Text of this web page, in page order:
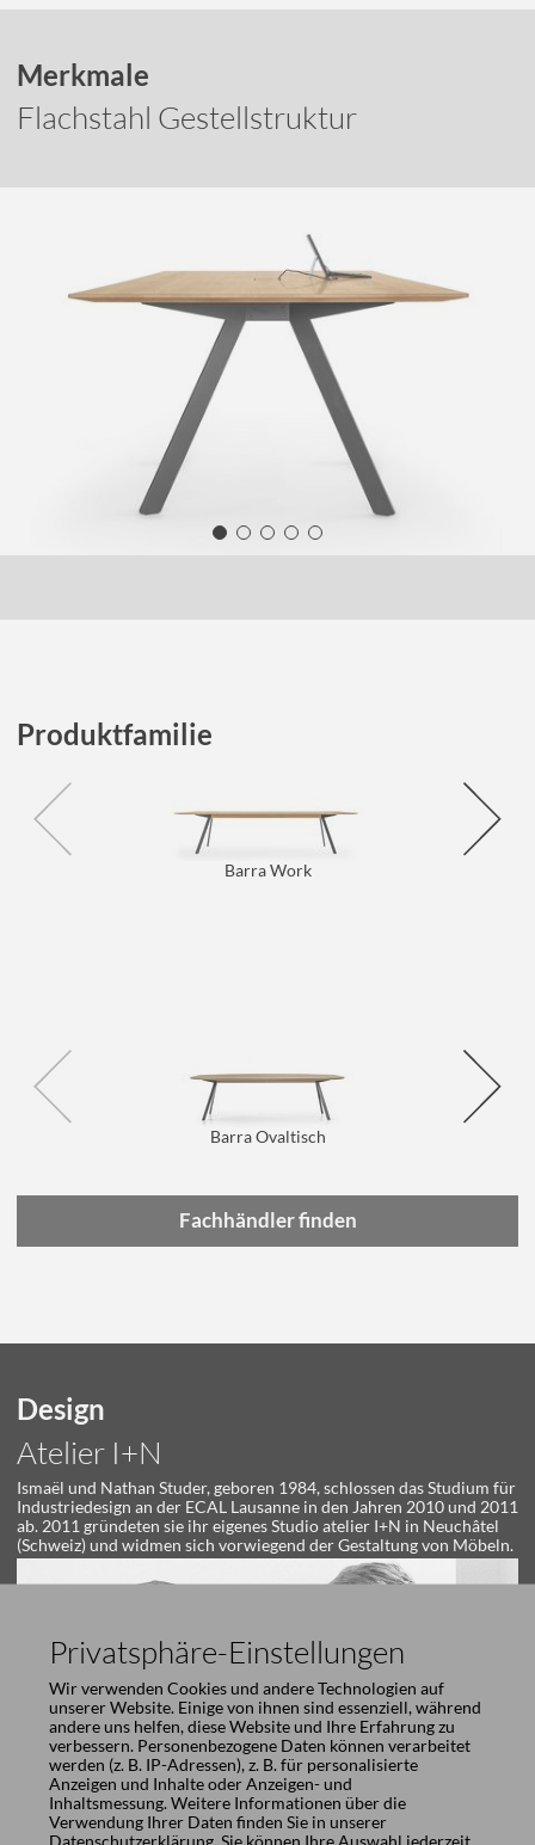
Privatsphäre-Einstellungen
Wir verwenden Cookies und andere Technologien auf
unserer Website. Einige von ihnen sind essenziell, während
andere uns helfen, diese Website und Ihre Erfahrung zu
verbessern. Personenbezogene Daten können verarbeitet
werden (z. B. IP-Adressen), z. B. für personalisierte
Anzeigen und Inhalte oder Anzeigen- und
Inhaltsmessung. Weitere Informationen über die
Verwendung Ihrer Daten finden Sie in unserer
Datenschutzerklärung. Sie können Ihre Auswahl jederzeit
Merkmale
Flachstahl Gestellstruktur
Produktfamilie
Barra Work
Barra Ovaltisch
Fachhändler finden
Design
Atelier I+N
Ismaël und Nathan Studer, geboren 1984, schlossen das Studium für
Industriedesign an der ECAL Lausanne in den Jahren 2010 und 2011
ab. 2011 gründeten sie ihr eigenes Studio atelier I+N in Neuchâtel
(Schweiz) und widmen sich vorwiegend der Gestaltung von Möbeln.